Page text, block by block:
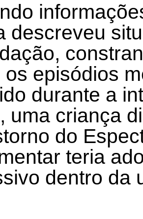
descreveu
os episódios
durante a
uma criança
do
teria
dentro da